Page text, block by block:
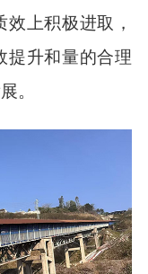
上积极进取，
提升和量的合理
。